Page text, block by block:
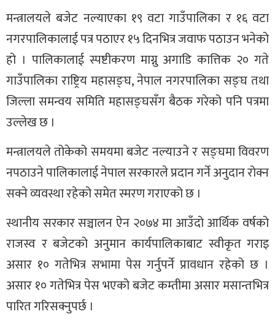
मन्त्रालयले बजेट नल्याएका १९ वटा गाउँपालिका र १६ वटा
नगरपालिकालाई पत्र पठाएर १५ दिनभित्र जवाफ पठाउन भनेको
हो । पालिकालाई स्पष्टीकरण माग्नु अगाडि कात्तिक २० गते
गाउँपालिका राष्ट्रिय महासङ्घ, नेपाल नगरपालिका सङ्घ तथा
जिल्ला समन्वय समिति महासङ्घसँग बैठक गरेको पनि पत्रमा
उल्लेख छ ।
मन्त्रालयले तोकेको समयमा बजेट नल्याउने र सङ्घमा विवरण
नपठाउने पालिकालाई नेपाल सरकारले प्रदान गर्ने अनुदान रोक्न
सक्ने व्यवस्था रहेको समेत स्मरण गराएको छ ।
स्थानीय सरकार सञ्चालन ऐन २०७४ मा आउँदो आर्थिक वर्षको
राजस्व र बजेटको अनुमान कार्यपालिकाबाट स्वीकृत गराइ
असार १० गतेभित्र सभामा पेस गर्नुपर्ने प्रावधान रहेको छ ।
असार १० गतेभित्र पेस भएको बजेट कम्तीमा असार मसान्तभित्र
पारित गरिसक्नुपर्छ ।